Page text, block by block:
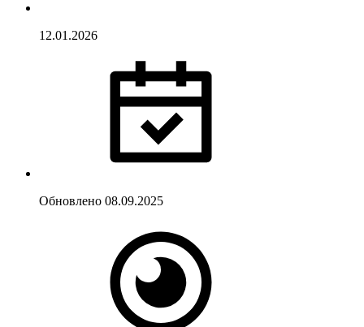
12.01.2026
Обновлено 08.09.2025